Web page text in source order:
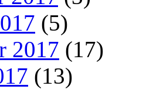
(5)
2017 (17)
(13)